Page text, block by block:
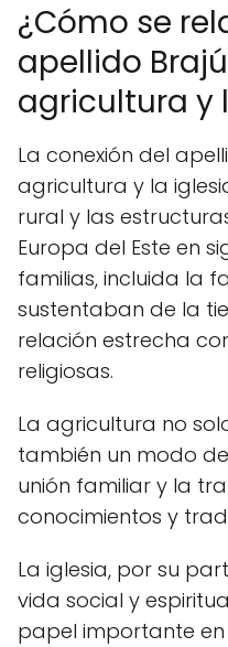
¿Cómo se
apellido
agricultura y
La conexión del
agricultura y la
rural y las
Europa del Este en
familias, incluida la
sustentaban de la
relación estrecha
religiosas.
La agricultura no
también un modo
unión familiar y la
conocimientos y
La iglesia, por su
vida social y
papel importante